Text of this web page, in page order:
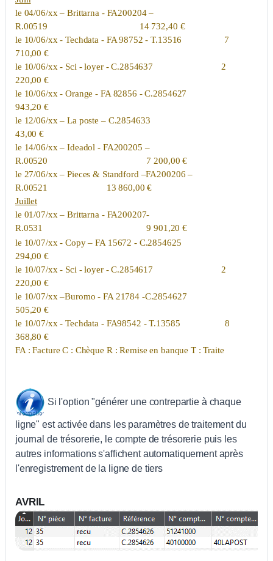
le 04/06/xx – Brittarna - FA200204 –
R.00519 14 732,40 €
le 10/06/xx - Techdata - FA 98752 - T.13516 7
710,00 €
le 10/06/xx - Sci - loyer - C.2854637 2
220,00 €
le 10/06/xx - Orange - FA 82856 - C.2854627
943,20 €
le 12/06/xx – La poste – C.2854633
43,00 €
le 14/06/xx – Ideadol - FA200205 –
R.00520 7 200,00 €
le 27/06/xx – Pieces & Standford –FA200206 –
R.00521 13 860,00 €
Juillet
le 01/07/xx – Brittarna - FA200207-
R.0531 9 901,20 €
le 10/07/xx - Copy – FA 15672 - C.2854625
294,00 €
le 10/07/xx - Sci - loyer - C.2854617 2
220,00 €
le 10/07/xx –Buromo - FA 21784 -C.2854627
505,20 €
le 10/07/xx - Techdata - FA98542 - T.13585 8
368,80 €
FA : Facture C : Chèque R : Remise en banque T : Traite
Si l'option "générer une contrepartie à chaque
ligne" est activée dans les paramètres de traitement du
journal de trésorerie, le compte de trésorerie puis les
autres informations s'affichent automatiquement après
l'enregistrement de la ligne de tiers
AVRIL